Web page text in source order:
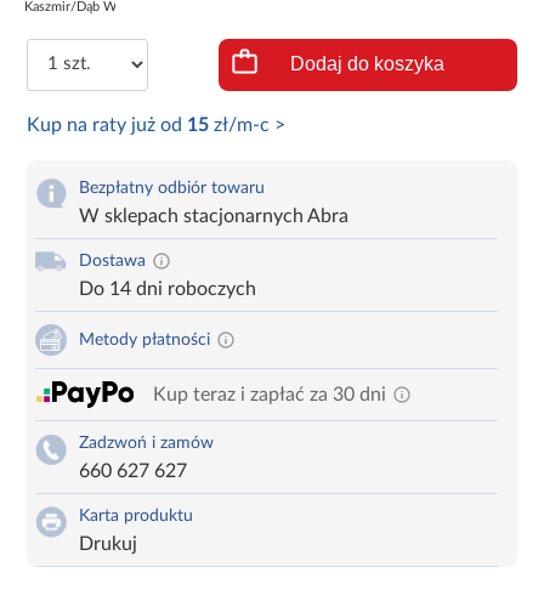
Kaszmir/Dąb Wio...
Dodaj do koszyka
Kup na raty już od 15 zł/m-c >
Bezpłatny odbiór towaru
W sklepach stacjonarnych Abra
Dostawa
Do 14 dni roboczych
Metody płatności
Kup teraz i zapłać za 30 dni
Zadzwoń i zamów
660 627 627
Karta produktu
Drukuj